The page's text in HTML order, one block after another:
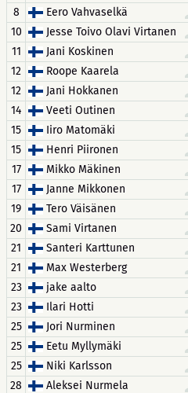
8
Eero Vahvaselkä
10
Jesse Toivo Olavi Virtanen
11
Jani Koskinen
12
Roope Kaarela
12
Jani Hokkanen
14
Veeti Outinen
15
Iiro Matomäki
15
Henri Piironen
17
Mikko Mäkinen
17
Janne Mikkonen
19
Tero Väisänen
20
Sami Virtanen
21
Santeri Karttunen
21
Max Westerberg
23
jake aalto
23
Ilari Hotti
25
Jori Nurminen
25
Eetu Myllymäki
25
Niki Karlsson
28
Aleksei Nurmela